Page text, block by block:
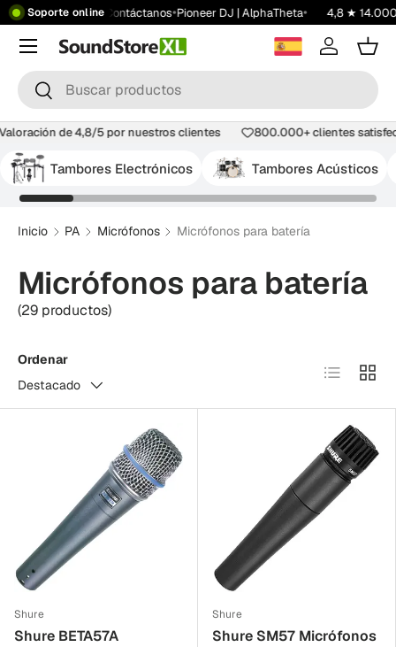
Soporte online
€•Showroom•Contáctanos•Pioneer DJ | AlphaTheta• 4,8 ★ 14.000+
Buscar
Buscar
Iniciar
Menú
Valoración de 4,8/5 por nuestros clientes 800.000+ clientes
Tambores Electrónicos Tambores Acústicos
Inicio PA Micrófonos Micrófonos para batería
Micrófonos para batería
(29 productos)
Ordenar
Destacado
Lista Tabla
Shure
Shure BETA57A
Shure
Shure SM57 Micrófonos